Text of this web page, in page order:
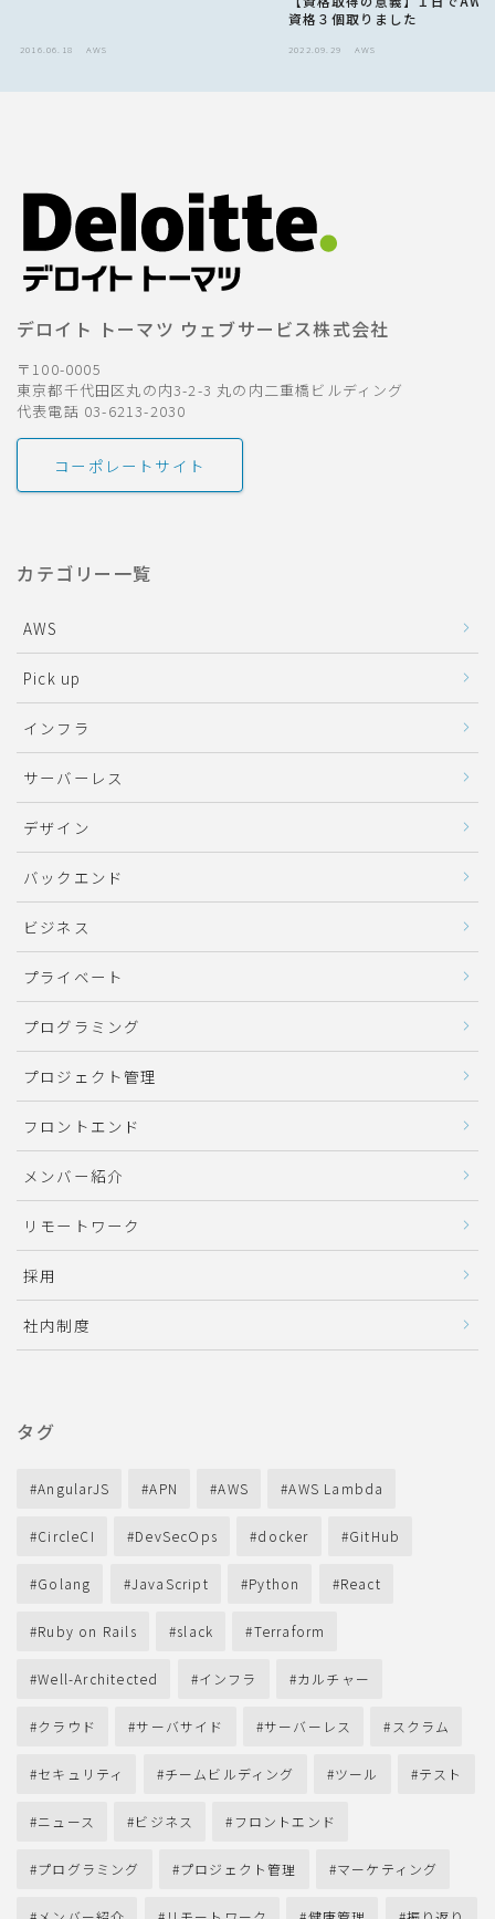
2016.06.18 AWS
資格３個取りました
2022.09.29 AWS
デロイト トーマツ ウェブサービス株式会社
〒100-0005
東京都千代田区丸の内3-2-3 丸の内二重橋ビルディング
代表電話 03-6213-2030
コーポレートサイト
カテゴリー一覧
AWS
Pick up
インフラ
サーバーレス
デザイン
バックエンド
ビジネス
プライベート
プログラミング
プロジェクト管理
フロントエンド
メンバー紹介
リモートワーク
採用
社内制度
タグ
AngularJS APN AWS AWS Lambda
CircleCI DevSecOps docker GitHub
Golang JavaScript Python React
Ruby on Rails slack Terraform
Well-Architected インフラ カルチャー
クラウド サーバサイド サーバーレス スクラム
セキュリティ チームビルディング ツール テスト
ニュース ビジネス フロントエンド
プログラミング プロジェクト管理 マーケティング